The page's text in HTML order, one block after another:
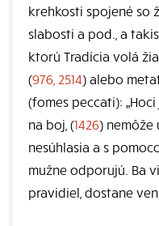
krehkosti spojené so
slabosti a pod., a
ktorú Tradícia volá
(976, 2514) alebo
(fomes peccati):
na boj, (1426) nemôže
nesúhlasia a s
mužne odporujú. Ba
pravidiel, dostane